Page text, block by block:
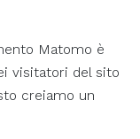
Matomo è
visitatori del sito
creiamo un